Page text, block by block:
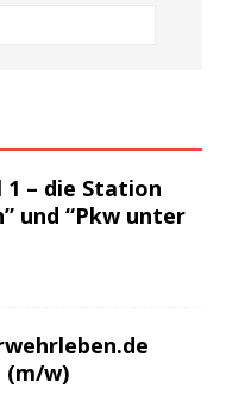
1 – die Station
und “Pkw unter
(m/w)